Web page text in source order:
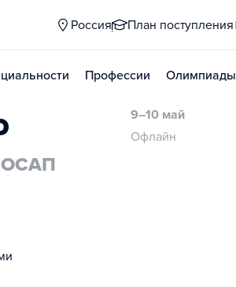
Россия План поступления
Профессии Олимпиады
9–10 май
Офлайн